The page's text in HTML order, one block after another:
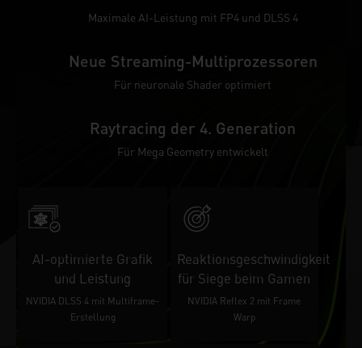
Maximale AI-Leistung mit FP4 und DLSS 4
Neue Streaming-Multiprozessoren
Für neuronale Shader optimiert
Raytracing der 4. Generation
Für Mega Geometry entwickelt
AI-optimierte Grafik
und Leistung
NVIDIA DLSS 4 mit Multiframe-
Erstellung
Reaktionsgeschwindigkeit
für Siege beim Gamen
NVIDIA Reflex 2 mit Frame
Warp